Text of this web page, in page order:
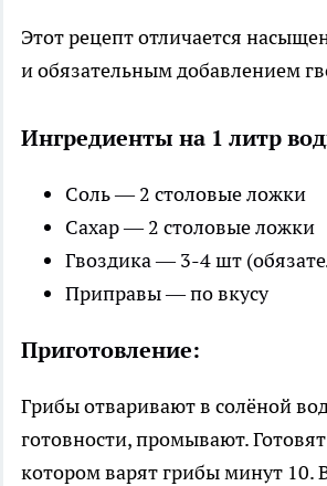
Этот рецепт отличается
и обязательным добавлением
Ингредиенты на 1 литр
Соль — 2 столовые ложки
Сахар — 2 столовые ложки
Гвоздика — 3-4 шт
Приправы — по вкусу
Приготовление:
Грибы отваривают в солёной
готовности, промывают.
котором варят грибы минут 10.